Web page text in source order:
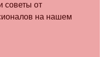
советы от
на нашем